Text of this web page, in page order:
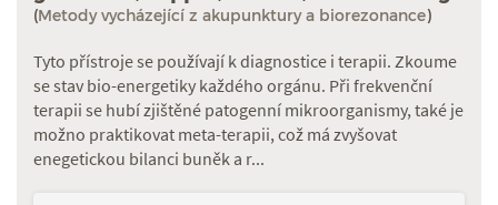
(Metody vycházející z akupunktury a biorezonance)
Tyto přístroje se používají k diagnostice i terapii. Zkoume
se stav bio-energetiky každého orgánu. Při frekvenční
terapii se hubí zjištěné patogenní mikroorganismy, také je
možno praktikovat meta-terapii, což má zvyšovat
enegetickou bilanci buněk a r...